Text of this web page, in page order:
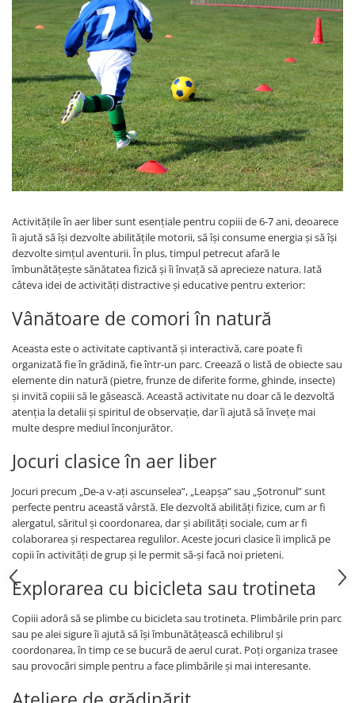
Activitățile în aer liber sunt esențiale pentru copiii de 6-7 ani, deoarece
îi ajută să își dezvolte abilitățile motorii, să își consume energia și să își
dezvolte simțul aventurii. În plus, timpul petrecut afară le
îmbunătățește sănătatea fizică și îi învață să aprecieze natura. Iată
câteva idei de activități distractive și educative pentru exterior:
Vânătoare de comori în natură
Aceasta este o activitate captivantă și interactivă, care poate fi
organizată fie în grădină, fie într-un parc. Creează o listă de obiecte sau
elemente din natură (pietre, frunze de diferite forme, ghinde, insecte)
și invită copiii să le găsească. Această activitate nu doar că le dezvoltă
atenția la detalii și spiritul de observație, dar îi ajută să învețe mai
multe despre mediul înconjurător.
Jocuri clasice în aer liber
Jocuri precum „De-a v-ați ascunselea”, „Leapșa” sau „Șotronul” sunt
perfecte pentru această vârstă. Ele dezvoltă abilități fizice, cum ar fi
alergatul, săritul și coordonarea, dar și abilități sociale, cum ar fi
colaborarea și respectarea regulilor. Aceste jocuri clasice îi implică pe
copii în activități de grup și le permit să-și facă noi prieteni.
Explorarea cu bicicleta sau trotineta
Copiii adoră să se plimbe cu bicicleta sau trotineta. Plimbările prin parc
sau pe alei sigure îi ajută să își îmbunătățească echilibrul și
coordonarea, în timp ce se bucură de aerul curat. Poți organiza trasee
sau provocări simple pentru a face plimbările și mai interesante.